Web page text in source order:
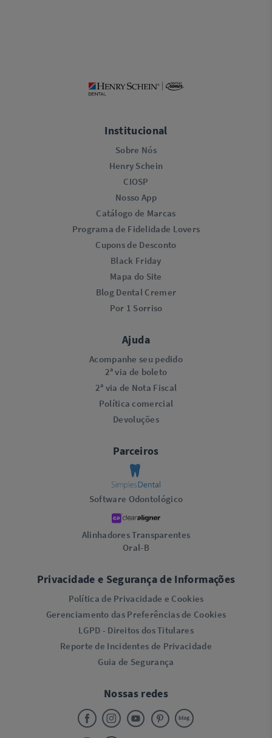
Institucional
Sobre Nós
Henry Schein
CIOSP
Nosso App
Catálogo de Marcas
Programa de Fidelidade Lovers​
Cupons de Desconto
Black Friday
Mapa do Site
Blog Dental Cremer
Por 1 Sorriso
Ajuda
Acompanhe seu pedido
2ª via de boleto
2ª via de Nota Fiscal
Política comercial
Devoluções
Parceiros
Software Odontológico
Alinhadores Transparentes
Oral-B
Privacidade e Segurança de Informações
Política de Privacidade e Cookies
Gerenciamento das Preferências de Cookies
LGPD - Direitos dos Titulares
Reporte de Incidentes de Privacidade
Guia de Segurança
Nossas redes